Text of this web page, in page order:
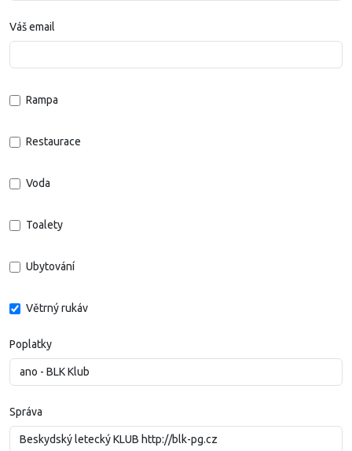
Váš email
Rampa
Restaurace
Voda
Toalety
Ubytování
Větrný rukáv
Poplatky
Správa